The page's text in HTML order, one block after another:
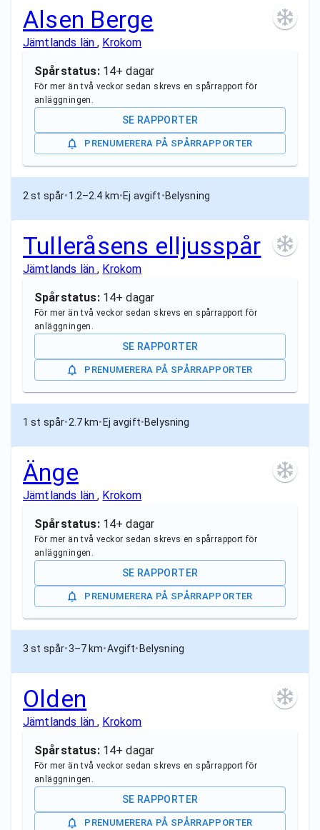
Alsen Berge
Jämtlands län, Krokom
Spårstatus: 14+ dagar
För mer än två veckor sedan skrevs en spårrapport för
anläggningen.
SE RAPPORTER
PRENUMERERA PÅ SPÅRRAPPORTER
2 st spår•1.2–2.4 km•Ej avgift•Belysning
Tulleråsens elljusspår
Jämtlands län, Krokom
Spårstatus: 14+ dagar
För mer än två veckor sedan skrevs en spårrapport för
anläggningen.
SE RAPPORTER
PRENUMERERA PÅ SPÅRRAPPORTER
1 st spår•2.7 km• Ej avgift•Belysning
Änge
Jämtlands län, Krokom
Spårstatus: 14+ dagar
För mer än två veckor sedan skrevs en spårrapport för
anläggningen.
SE RAPPORTER
PRENUMERERA PÅ SPÅRRAPPORTER
3 st spår•3–7 km•Avgift• Belysning
Olden
Jämtlands län, Krokom
Spårstatus: 14+ dagar
För mer än två veckor sedan skrevs en spårrapport för
anläggningen.
SE RAPPORTER
PRENUMERERA PÅ SPÅRRAPPORTER